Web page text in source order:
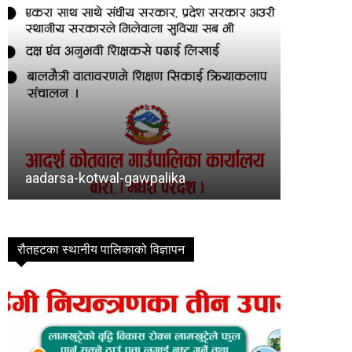
Baragadhi
रौतहटका स्थानीय पालिकाको विज्ञापन